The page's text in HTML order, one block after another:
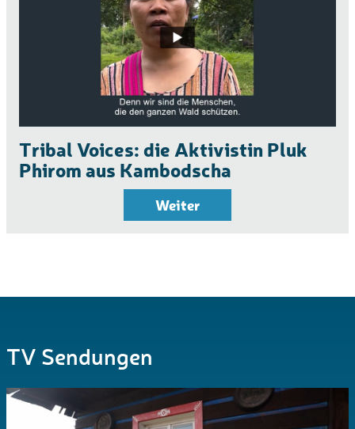
Tribal Voices: die Aktivistin Pluk
Phirom aus Kambodscha
Weiter
TV Sendungen